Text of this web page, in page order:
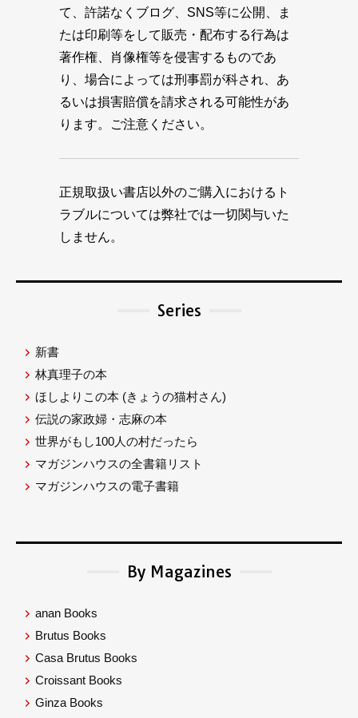
て、許諾なくブログ、SNS等に公開、ま
たは印刷等をして販売・配布する行為は
著作権、肖像権等を侵害するものであ
り、場合によっては刑事罰が科され、あ
るいは損害賠償を請求される可能性があ
ります。ご注意ください。
正規取扱い書店以外のご購入におけるト
ラブルについては弊社では一切関与いた
しません。
Series
新書
林真理子の本
ほしよりこの本 (きょうの猫村さん)
伝説の家政婦・志麻の本
世界がもし100人の村だったら
マガジンハウスの全書籍リスト
マガジンハウスの電子書籍
By Magazines
anan Books
Brutus Books
Casa Brutus Books
Croissant Books
Ginza Books